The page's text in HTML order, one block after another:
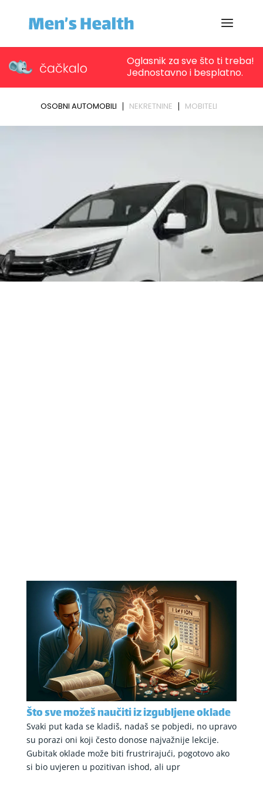
Što sve možeš naučiti iz izgubljene oklade
Svaki put kada se kladiš, nadaš se pobjedi, no upravo
su porazi oni koji često donose najvažnije lekcije.
Gubitak oklade može biti frustrirajući, pogotovo ako
si bio uvjeren u pozitivan ishod, ali upr